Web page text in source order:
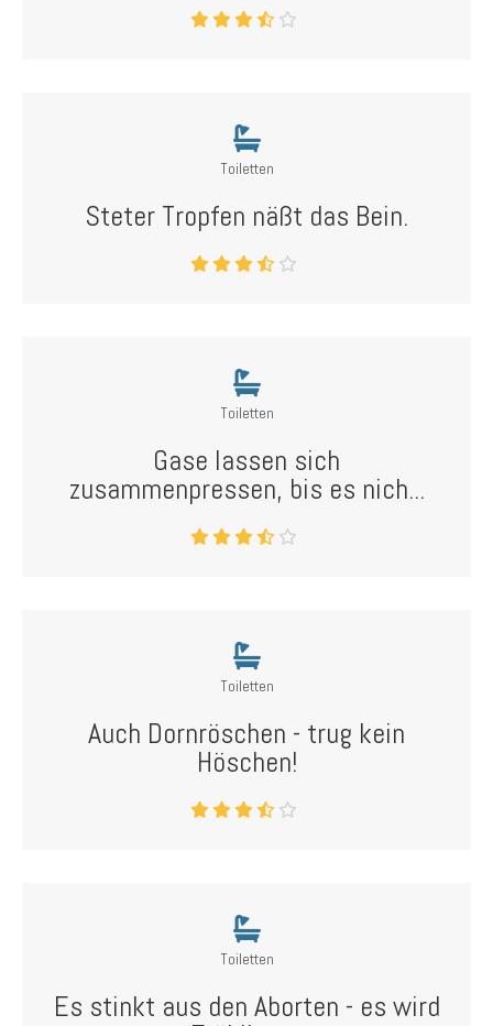
Toiletten
Steter Tropfen näßt das Bein.
Toiletten
Gase lassen sich
zusammenpressen, bis es nich...
Toiletten
Auch Dornröschen - trug kein
Höschen!
Toiletten
Es stinkt aus den Aborten - es wird